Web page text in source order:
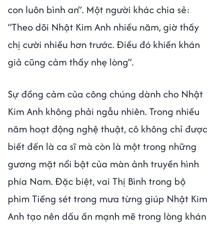
con luôn bình an”. Một người khác chia sẻ:
“Theo dõi Nhật Kim Anh nhiều năm, giờ thấy
chị cười nhiều hơn trước. Điều đó khiến khán
giả cũng cảm thấy nhẹ lòng”.
Sự đồng cảm của công chúng dành cho Nhật
Kim Anh không phải ngẫu nhiên. Trong nhiều
năm hoạt động nghệ thuật, cô không chỉ được
biết đến là ca sĩ mà còn là một trong những
gương mặt nổi bật của màn ảnh truyền hình
phía Nam. Đặc biệt, vai Thị Bình trong bộ
phim Tiếng sét trong mưa từng giúp Nhật Kim
Anh tạo nên dấu ấn mạnh mẽ trong lòng khán